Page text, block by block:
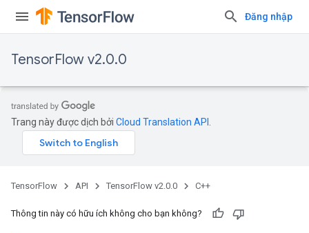
Đăng nhập
TensorFlow v2.0.0
Trang này được dịch bởi Cloud Translation API
TensorFlow API TensorFlow v2.0.0 C++
Thông tin này có hữu ích không cho bạn không?